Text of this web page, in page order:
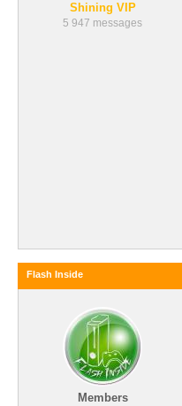
Shining VIP
5 947 messages
Flash Inside
Members